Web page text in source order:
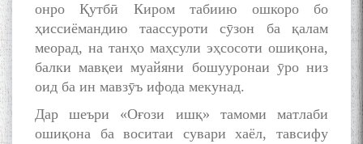
онро Қутбӣ Киром табиию ошкоро бо
ҳиссиёмандию таассуроти сӯзон ба қалам
меорад, на танҳо маҳсули эҳсосоти ошиқона,
балки мавқеи муайяни бошууронаи ӯро низ
оид ба ин мавзӯъ ифода мекунад.
Дар шеъри «Оғози ишқ» тамоми матлаби
ошиқона ба воситаи сувари хаёл, тавсифу
БА МУНОСИБАТИ
БУЗУРГДОШТИ РӮЗИ РӮДАКӢ